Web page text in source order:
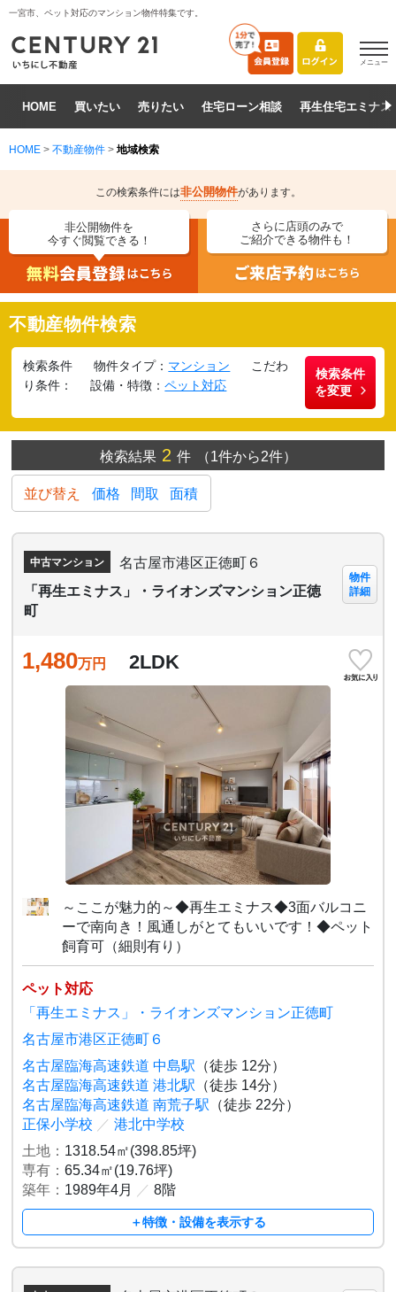
一宮市、ペット対応のマンション物件特集です。
メニュー
HOME 買いたい 売りたい 住宅ローン相談 再生住宅エミナス
HOME > 不動産物件 > 地域検索
この検索条件には非公開物件があります。
非公開物件を
今すぐ閲覧できる！
さらに店頭のみで
ご紹介できる物件も！
不動産物件検索
検索条件 物件タイプ： マンション
こだわ
り条件：
設備・特徴：ペット対応
検索条件
を変更
検索結果2 件 （1件から2件）
並び替え 価格 間取 面積
中古マンション
名古屋市港区正徳町６
「再生エミナス」・ライオンズマンション正徳
町
物件
詳細
1,480万円 2LDK
～ここが魅力的～◆再生エミナス◆3面バルコニ
ーで南向き！風通しがとてもいいです！◆ペット
飼育可（細則有り）
ペット対応
「再生エミナス」・ライオンズマンション正徳町
名古屋市港区正徳町６
名古屋臨海高速鉄道 中島駅 （徒歩 12分）
名古屋臨海高速鉄道 港北駅 （徒歩 14分）
名古屋臨海高速鉄道 南荒子駅 （徒歩 22分）
正保小学校 ／ 港北中学校
土地： 1318.54㎡(398.85坪)
専有：65.34㎡(19.76坪)
築年： 1989年4月 ／ 8階
＋特徴・設備を表示する